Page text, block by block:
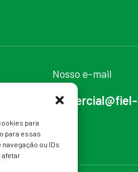
para
para essas
ou IDs
Nosso e-mail